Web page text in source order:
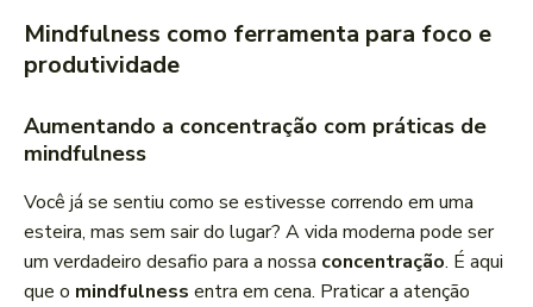
Mindfulness como ferramenta para foco e
produtividade
Aumentando a concentração com práticas de
mindfulness
Você já se sentiu como se estivesse correndo em uma
esteira, mas sem sair do lugar? A vida moderna pode ser
um verdadeiro desafio para a nossa concentração. É aqui
que o mindfulness entra em cena. Praticar a atenção